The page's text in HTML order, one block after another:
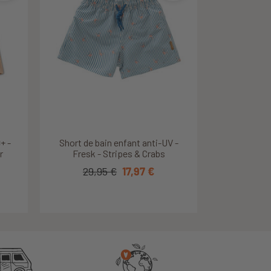
-
Culotte de bain anti-UV - Fresk -
Fishing Bear
19,95 € 13,97 €
Short de bain enfant anti-UV -
Fresk - Stripes & Crabs
29,95 € 17,97 €
-